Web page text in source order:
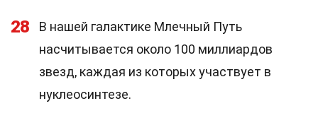
28
В нашей галактике Млечный Путь
насчитывается около 100 миллиардов
звезд, каждая из которых участвует в
нуклеосинтезе.